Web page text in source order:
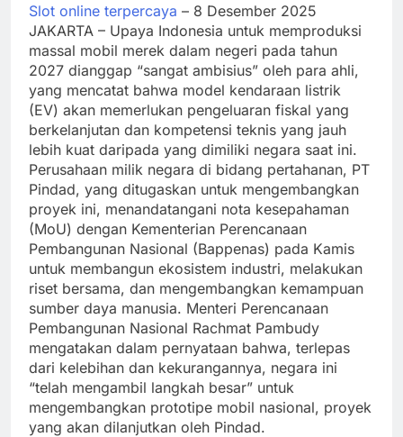
Slot online terpercaya – 8 Desember 2025
JAKARTA – Upaya Indonesia untuk memproduksi
massal mobil merek dalam negeri pada tahun
2027 dianggap “sangat ambisius” oleh para ahli,
yang mencatat bahwa model kendaraan listrik
(EV) akan memerlukan pengeluaran fiskal yang
berkelanjutan dan kompetensi teknis yang jauh
lebih kuat daripada yang dimiliki negara saat ini.
Perusahaan milik negara di bidang pertahanan, PT
Pindad, yang ditugaskan untuk mengembangkan
proyek ini, menandatangani nota kesepahaman
(MoU) dengan Kementerian Perencanaan
Pembangunan Nasional (Bappenas) pada Kamis
untuk membangun ekosistem industri, melakukan
riset bersama, dan mengembangkan kemampuan
sumber daya manusia. Menteri Perencanaan
Pembangunan Nasional Rachmat Pambudy
mengatakan dalam pernyataan bahwa, terlepas
dari kelebihan dan kekurangannya, negara ini
“telah mengambil langkah besar” untuk
mengembangkan prototipe mobil nasional, proyek
yang akan dilanjutkan oleh Pindad.